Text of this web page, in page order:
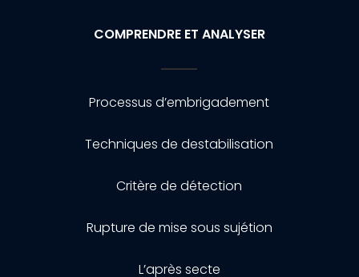
COMPRENDRE ET ANALYSER
Processus d’embrigadement
Techniques de destabilisation
Critère de détection
Rupture de mise sous sujétion
L’après secte